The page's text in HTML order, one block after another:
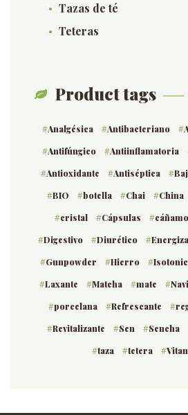
Tazas de té
Teteras
Product tags
Analgésica Antibacteriano
Antifúngico
Antiinflamatoria
Antioxidante
Antiséptica
BIO
botella Chai China
cristal
Cápsulas cáñamo
Digestivo
Diurético
Gunpowder
Hierro
Laxante
Matcha mate
porcelana
Refrescante
Revitalizante
Sen Sencha
taza
tetera